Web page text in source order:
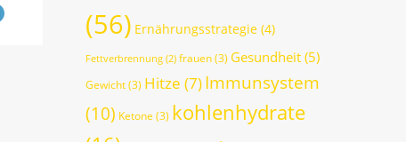
(56) Ernährungsstrategie (4)
Fettverbrennung (2) frauen(3) Gesundheit (5)
Gewicht(3) Hitze (7)Immunsystem
(10) Ketone (3) kohlenhydrate